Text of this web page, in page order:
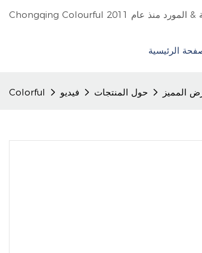
الرئيسية
Colorful فيديو حول المنتجات المميز